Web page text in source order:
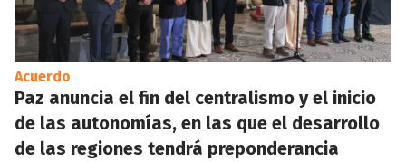
Acuerdo
Paz anuncia el fin del centralismo y el inicio
de las autonomías, en las que el desarrollo
de las regiones tendrá preponderancia